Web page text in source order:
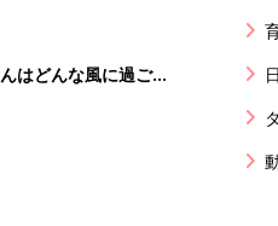
はどんな風に過ごし
するの？産科医が解